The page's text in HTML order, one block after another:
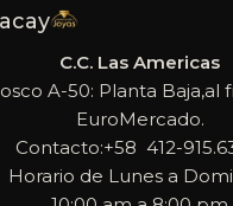
C.C. Las Americas
A-50: Planta Baja,al
EuroMercado.
Contacto:+58 412-
Horario de Lunes a